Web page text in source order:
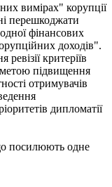
вимірах" корупції
перешкоджати
фінансових
доходів".
критеріїв
підвищення
отримувачів
дипломатії
посилюють одне